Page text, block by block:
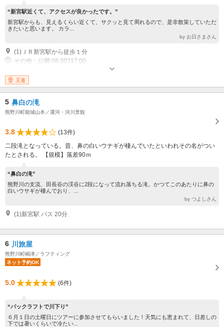
“新宮駅近くて、アクセスが良かったです。”
新宮駅からも、見えるくらい近くて、サクッと見て周れるので、是非散策していただ
きたいと思います。 カラ...
by お日さまさん
(1)ＪＲ新宮駅から徒歩１分
その他：公開 08:30?17:00
王道
5 鼻白の滝
熊野川町能城山本／運河・河川景観
3.8
(13件)
二段滝となっている。昔、鼻の白いウナギが棲んでいたといわれその名がつい
たとされる。 【規模】落差90ｍ
“鼻白の滝”
熊野川の支流、田長谷の渓谷に2段になって流れ落ちる滝。かつてこのあたりに鼻の
白いウサギが棲んでおり、...
by つよしさん
(1)新宮駅 バス 20分
6 川旅屋
熊野川町嶋津／ラフティング
ネット予約OK
5.0 (6件)
“パックラフトで川下り”
６月１日の土曜日にツアーに参加させてもらいました！天気にも恵まれて、日差しの
下では暑いくらいで冷たい...